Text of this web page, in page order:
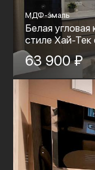
МДФ-эмаль
Белая
стиле Хай-Тек
63 900 ₽